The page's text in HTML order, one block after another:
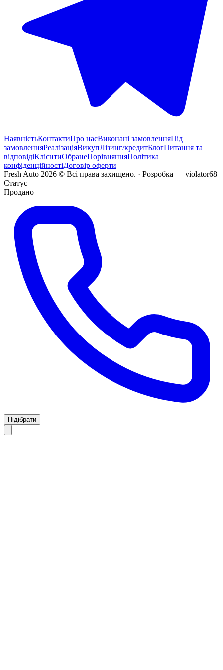
НаявністьКонтактиПро насВиконані замовленняПід
замовленняРеалізаціяВикупЛізинг/кредитБлогПитання та
відповідіКлієнтиОбранеПорівнянняПолітика
конфіденційностіДоговір оферти
Fresh Auto 2026 © Всі права захищено. · Розробка — violator68
Статус
Продано
Підібрати